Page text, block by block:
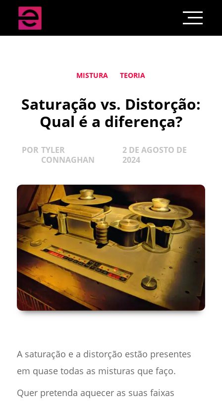
MISTURA TEORIA
Saturação vs. Distorção:
Qual é a diferença?
POR TYLER
CONNAGHAN
2 DE AGOSTO DE
2024
A saturação e a distorção estão presentes
em quase todas as misturas que faço.
Quer pretenda aquecer as suas faixas